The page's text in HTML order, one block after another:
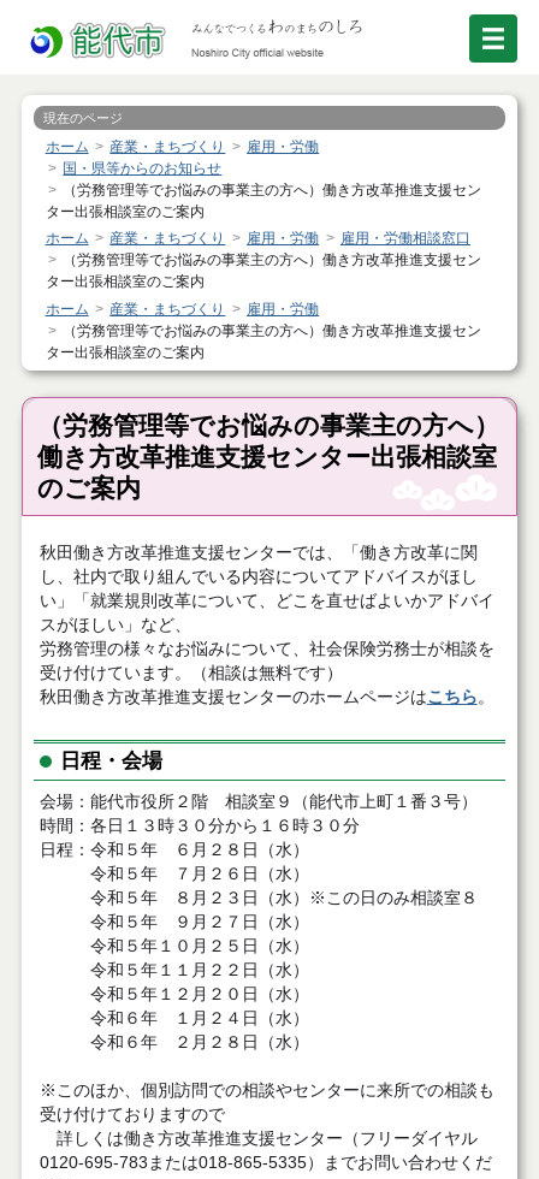
現在のページ
ホーム 産業・まちづくり
雇用・労働
国・県等からのお知らせ
（労務管理等でお悩みの事業主の方へ）働き方改革推進支援セン
ター出張相談室のご案内
ホーム
産業・まちづくり 雇用・労働
雇用・労働相談窓口
（労務管理等でお悩みの事業主の方へ）働き方改革推進支援セン
ター出張相談室のご案内
ホーム
産業・まちづくり
雇用・労働
（労務管理等でお悩みの事業主の方へ）働き方改革推進支援セン
ター出張相談室のご案内
（労務管理等でお悩みの事業主の方へ）
働き方改革推進支援センター出張相談室
のご案内
秋田働き方改革推進支援センターでは、「働き方改革に関
し、社内で取り組んでいる内容についてアドバイスがほし
い」「就業規則改革について、どこを直せばよいかアドバイ
スがほしい」など、
労務管理の様々なお悩みについて、社会保険労務士が相談を
受け付けています。（相談は無料です）
秋田働き方改革推進支援センターのホームページはこちら 。
日程・会場
会場：能代市役所２階 相談室９（能代市上町１番３号）
時間：各日１３時３０分から１６時３０分
日程：令和５年 ６月２８日（水）
令和５年 ７月２６日（水）
令和５年 ８月２３日（水）※この日のみ相談室８
令和５年 ９月２７日（水）
令和５年１０月２５日（水）
令和５年１１月２２日（水）
令和５年１２月２０日（水）
令和６年 １月２４日（水）
令和６年 ２月２８日（水）
※このほか、個別訪問での相談やセンターに来所での相談も
受け付けておりますので
詳しくは働き方改革推進支援センター（フリーダイヤル
0120-695-783または018-865-5335）までお問い合わせくだ